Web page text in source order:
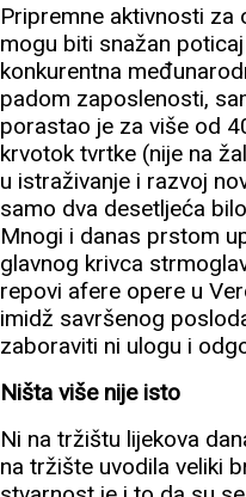
Pripremne aktivnosti za
mogu biti snažan
konkurentna
padom zaposlenosti,
porastao je za više od
krvotok tvrtke (nije na
u istraživanje i razvoj
samo dva desetljeća
Mnogi i danas prstom
glavnog krivca
repovi afere opere u
imidž savršenog
zaboraviti ni ulogu i
Ništa više nije isto
Ni na tržištu lijekova
na tržište uvodila veliki